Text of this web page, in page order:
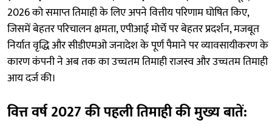
2026 को समाप्त तिमाही के लिए अपने वित्तीय परिणाम घोषित किए,
जिसमें बेहतर परिचालन क्षमता, एपीआई मोर्चे पर बेहतर प्रदर्शन, मजबूत
निर्यात वृद्धि और सीडीएमओ जनादेश के पूर्ण पैमाने पर व्यावसायीकरण के
कारण कंपनी ने अब तक का उच्चतम तिमाही राजस्व और उच्चतम तिमाही
आय दर्ज की।
वित्त वर्ष 2027 की पहली तिमाही की मुख्य बातें: